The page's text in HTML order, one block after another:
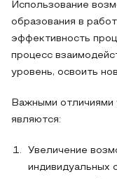
Использование
образования в
эффективность
процесс
уровень, освоить
Важными отличиями
являются:
Увеличение
индивидуальных